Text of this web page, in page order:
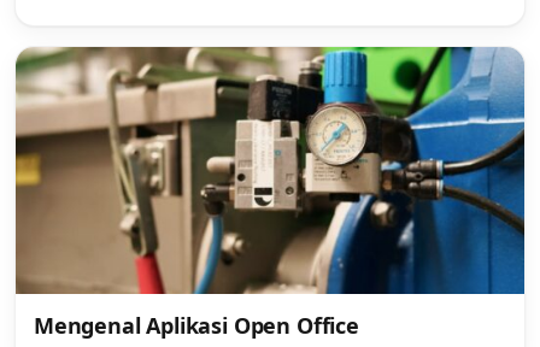
Mengenal Aplikasi Open Office